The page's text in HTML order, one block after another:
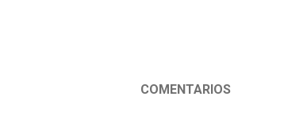
COMENTARIOS